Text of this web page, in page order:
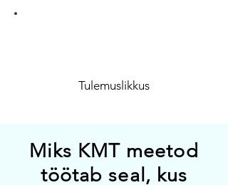
Tulemuslikkus
Miks KMT meetod
töötab seal, kus